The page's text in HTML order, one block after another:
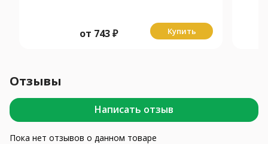
от 743₽ Купить
Отзывы
Написать отзыв
Пока нет отзывов о данном товаре